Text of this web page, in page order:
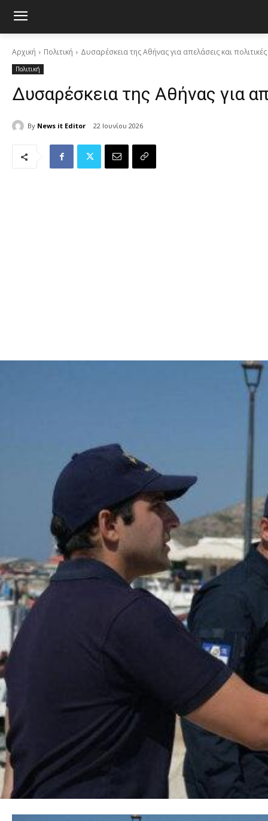
Αρχική Πολιτική Δυσαρέσκεια της Αθήνας για απελάσεις και πολιτικές
Πολιτική
Δυσαρέσκεια της Αθήνας για
By News it Editor 22 Ιουνίου 2026